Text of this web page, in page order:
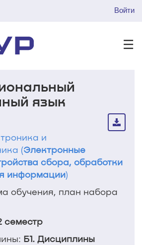
Войти
☰
язык
и
(Электронные
сбора, обработки
информации)
обучения, план набора
семестр
Б1. Дисциплины